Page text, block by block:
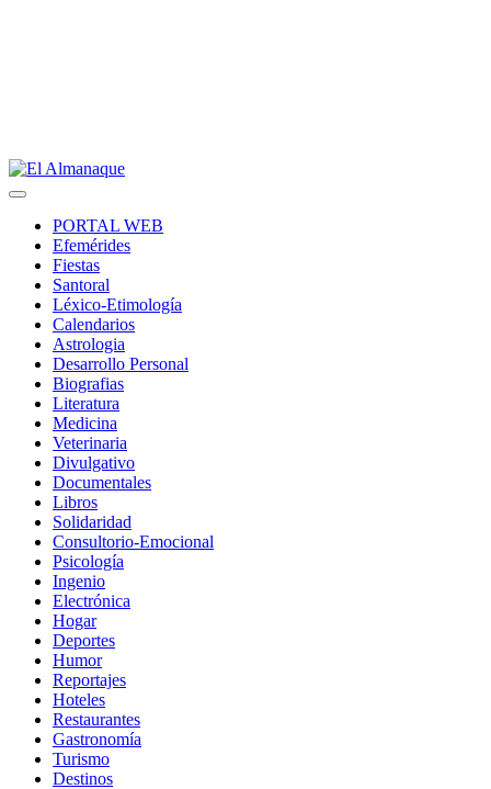
PORTAL WEB
Efemérides
Fiestas
Santoral
Léxico-Etimología
Calendarios
Astrologia
Desarrollo Personal
Biografias
Literatura
Medicina
Veterinaria
Divulgativo
Documentales
Libros
Solidaridad
Consultorio-Emocional
Psicología
Ingenio
Electrónica
Hogar
Deportes
Humor
Reportajes
Hoteles
Restaurantes
Gastronomía
Turismo
Destinos